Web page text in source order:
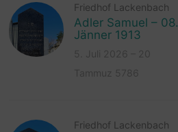
Friedhof Lackenbach
Adler Samuel – 08.
Jänner 1913
Friedhof Lackenbach